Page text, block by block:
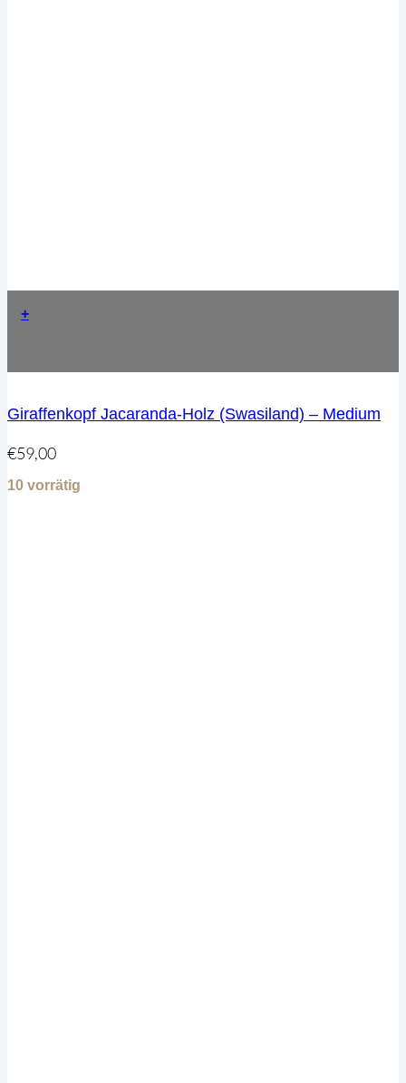
+
Giraffenkopf Jacaranda-Holz (Swasiland) – Medium
€59,00
10 vorrätig